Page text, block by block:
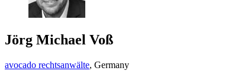
Jörg Michael Voß
avocado rechtsanwälte, Germany